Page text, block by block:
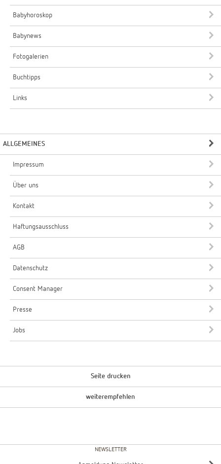
Babyhoroskop
Babynews
Fotogalerien
Buchtipps
Links
ALLGEMEINES
Impressum
Über uns
Kontakt
Haftungsausschluss
AGB
Datenschutz
Consent Manager
Presse
Jobs
Seite drucken
weiterempfehlen
NEWSLETTER